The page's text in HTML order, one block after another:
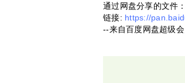
通过网盘分享的文件
链接: https://
--来自百度网盘超级